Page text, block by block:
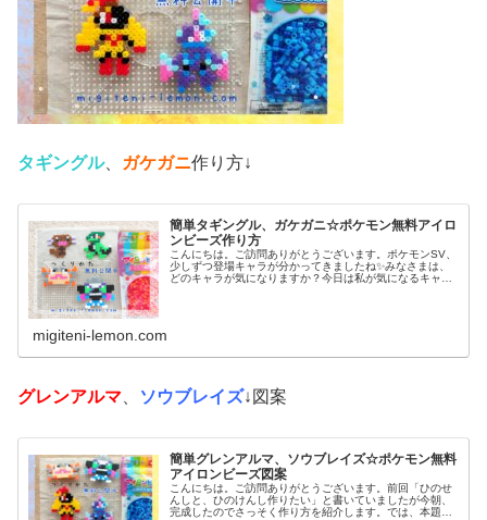
タギングル、 ガケガニ作り方↓
簡単タギングル、ガケガニ☆ポケモン無料アイロ
ンビーズ作り方
こんにちは。ご訪問ありがとうございます。ポケモンSV、
少しずつ登場キャラが分かってきましたね✨みなさまは、
どのキャラが気になりますか？今日は私が気になるキャラ
migiteni-lemon.com
グレンアルマ ソウブレイズ↓図案
簡単グレンアルマ、ソウブレイズ☆ポケモン無料
アイロンビーズ図案
こんにちは。ご訪問ありがとうございます。前回「ひのせ
んしと、ひのけんし作りたい」と書いていましたが今朝、
完成したのでさっそく作り方を紹介します。では、本題へ↓